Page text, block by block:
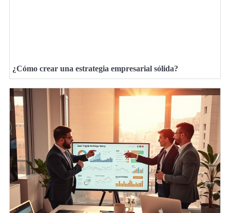
¿Cómo crear una estrategia empresarial sólida?